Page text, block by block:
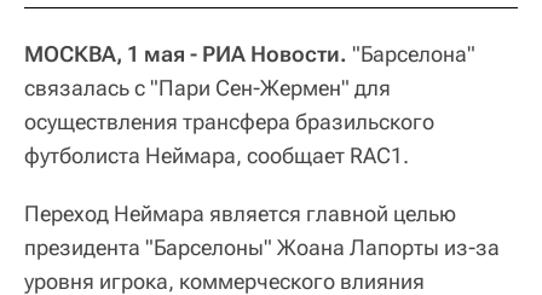
МОСКВА, 1 мая - РИА Новости. "Барселона"
связалась с "Пари Сен-Жермен" для
осуществления трансфера бразильского
футболиста Неймара, сообщает RAC1.
Переход Неймара является главной целью
президента "Барселоны" Жоана Лапорты из-за
уровня игрока, коммерческого влияния